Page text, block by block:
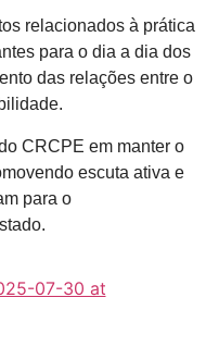
relacionados à prática
para o dia a dia dos
das relações entre o
CRCPE em manter o
escuta ativa e
para o